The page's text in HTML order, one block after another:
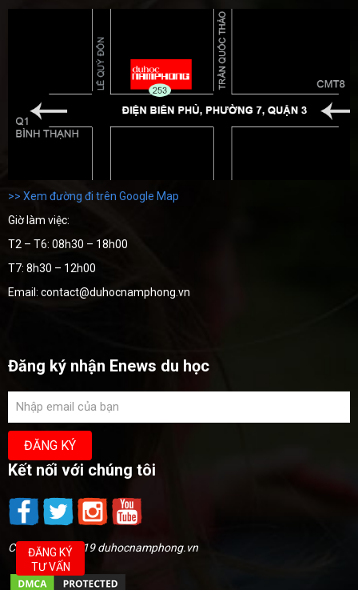
>> Xem đường đi trên Google Map
Giờ làm việc:
T2 – T6: 08h30 – 18h00
T7: 8h30 – 12h00
Email: contact@duhocnamphong.vn
Đăng ký nhận Enews du học
Kết nối với chúng tôi
Copyright @2019 duhocnamphong.vn
ĐĂNG KÝ
TƯ VẤN